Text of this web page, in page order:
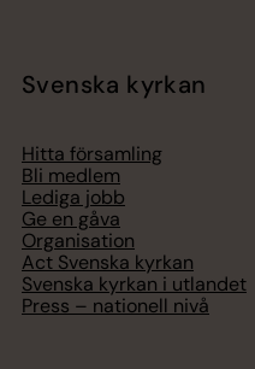
Svenska kyrkan
Hitta församling
Bli medlem
Lediga jobb
Ge en gåva
Organisation
Act Svenska kyrkan
Svenska kyrkan i utlandet
Press – nationell nivå